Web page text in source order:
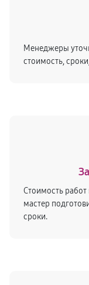
Менеджеры
стоимость,
Стоимость работ
мастер
сроки.